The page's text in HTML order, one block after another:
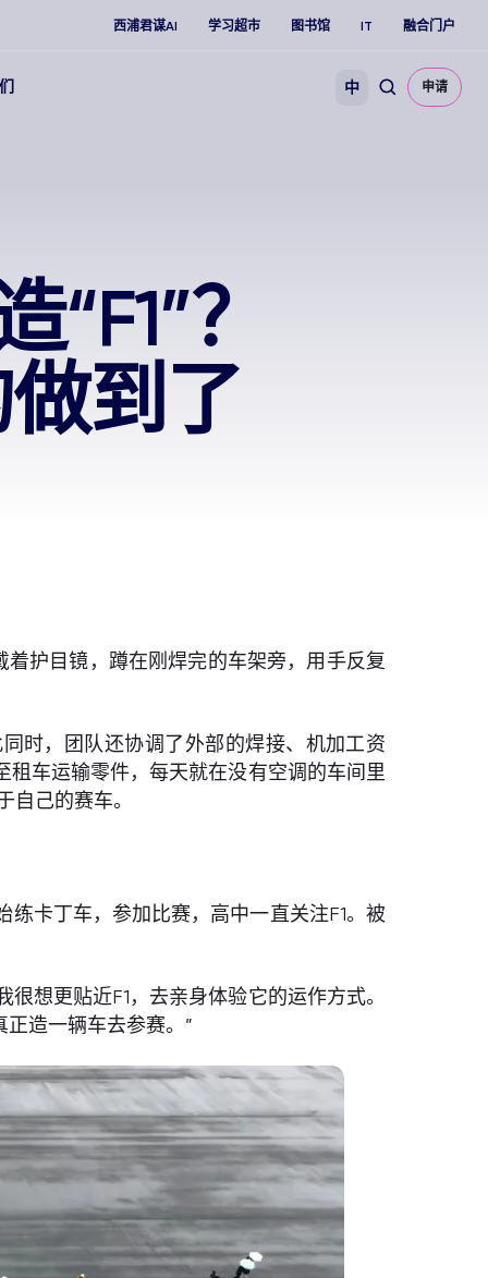
西浦君谋AI 学习超市 图书馆 IT 融合门户
中 申请
？
到了
护目镜，蹲在刚焊完的车架旁，用手反复
时，团队还协调了外部的焊接、机加工资
车运输零件，每天就在没有空调的车间里
己的赛车。
卡丁车，参加比赛，高中一直关注F1。被
很想更贴近F1，去亲身体验它的运作方式。
造一辆车去参赛。”